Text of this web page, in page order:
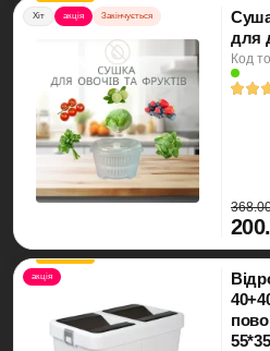
Хіт акція Закінчується
для
Код
акція